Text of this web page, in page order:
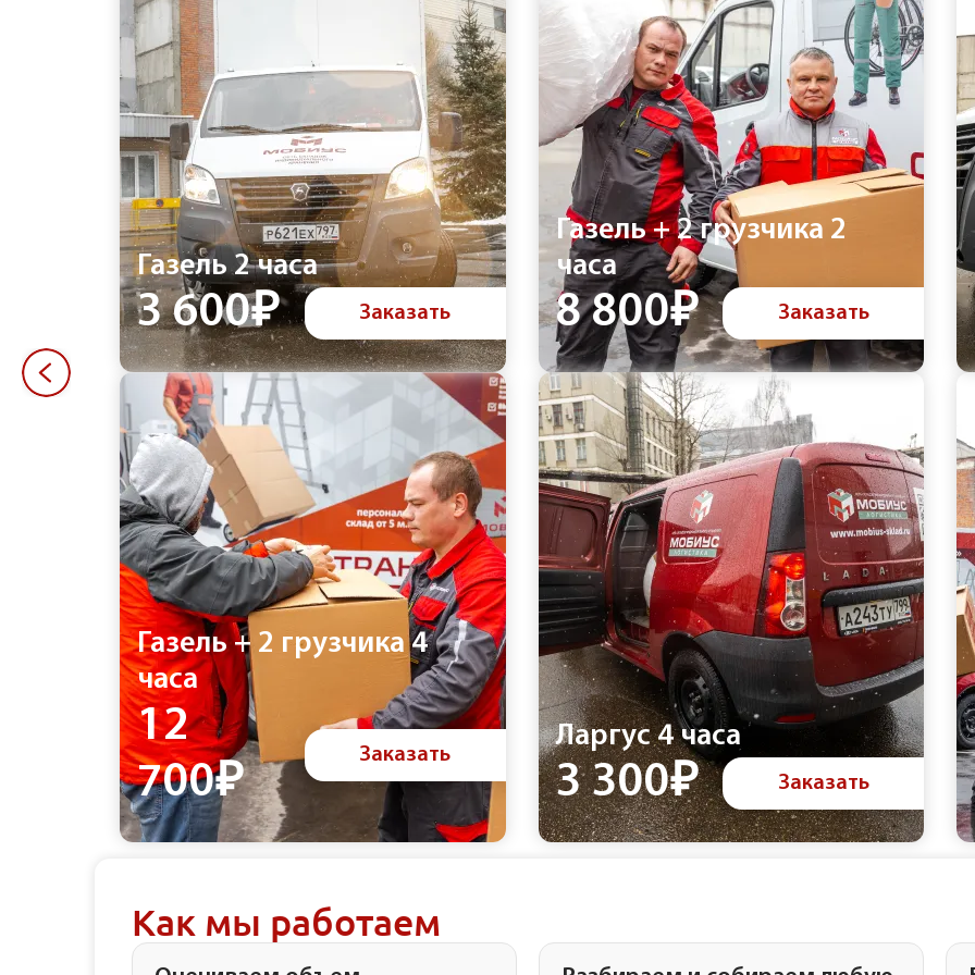
Газель 2 часа
3 600₽ Заказать
Газель + 2 грузчика 4
часа
12
700₽
Заказать
Газель + 2 грузчика 2
часа
8 800₽ Заказать
Ларгус 4 часа
3 300₽ Заказать
Как мы работаем